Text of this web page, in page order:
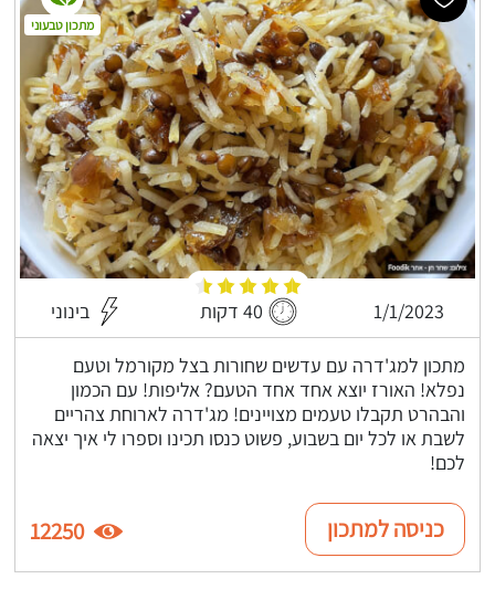
1/1/2023 40 דקות בינוני
מתכון למג'דרה עם עדשים שחורות בצל מקורמל וטעם
נפלא! האורז יוצא אחד אחד הטעם? אליפות! עם הכמון
והבהרט תקבלו טעמים מצויינים! מג'דרה לארוחת צהריים
לשבת או לכל יום בשבוע, פשוט כנסו תכינו וספרו לי איך יצאה
לכם!
מתכון טבעוני
כניסה למתכון 12250